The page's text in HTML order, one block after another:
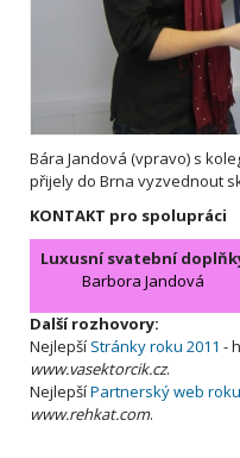
Bára Jandová (vpravo) s
přijely do Brna vyzvednout
KONTAKT pro spolupráci
Luxusní svatební
Barbora Jandová
Další rozhovory:
Nejlepší Stránky roku 2011 -
www.vasektorcik.cz.
NejlepšíPartnerský web roku
www.rehkat.com.